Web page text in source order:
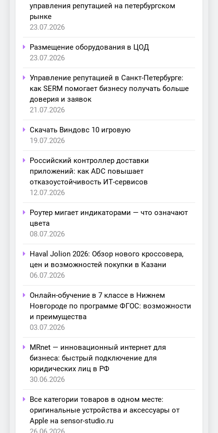
управления репутацией на петербургском
рынке
23.07.2026
Размещение оборудования в ЦОД
23.07.2026
Управление репутацией в Санкт-Петербурге:
как SERM помогает бизнесу получать больше
доверия и заявок
21.07.2026
Скачать Виндовс 10 игровую
19.07.2026
Российский контроллер доставки
приложений: как ADC повышает
отказоустойчивость ИТ-сервисов
12.07.2026
Роутер мигает индикаторами — что означают
цвета
08.07.2026
Haval Jolion 2026: Обзор нового кроссовера,
цен и возможностей покупки в Казани
06.07.2026
Онлайн-обучение в 7 классе в Нижнем
Новгороде по программе ФГОС: возможности
и преимущества
03.07.2026
MRnet — инновационный интернет для
бизнеса: быстрый подключение для
юридических лиц в РФ
30.06.2026
Все категории товаров в одном месте:
оригинальные устройства и аксессуары от
Apple на sensor-studio.ru